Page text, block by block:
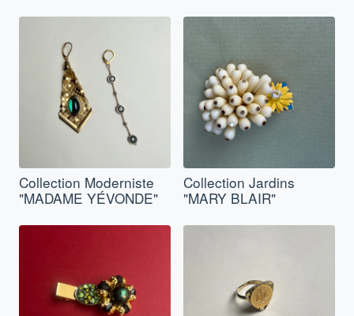
Collection Moderniste
"MADAME YÉVONDE"
Collection Jardins
"MARY BLAIR"